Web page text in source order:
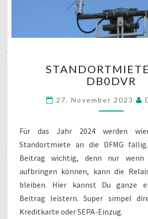
FÜR
DB0DVR
DB0DVR
27. November 2023
Für das Jahr 2024 werden
Standortmiete an die DFMG
Beitrag wichtig, denn nur
aufbringen können, kann die
bleiben. Hier kannst Du ganze
Beitrag leistern. Super simpel
Kreditkarte oder SEPA-Einzug.